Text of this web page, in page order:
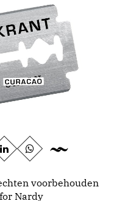
voorbehouden
Nardy